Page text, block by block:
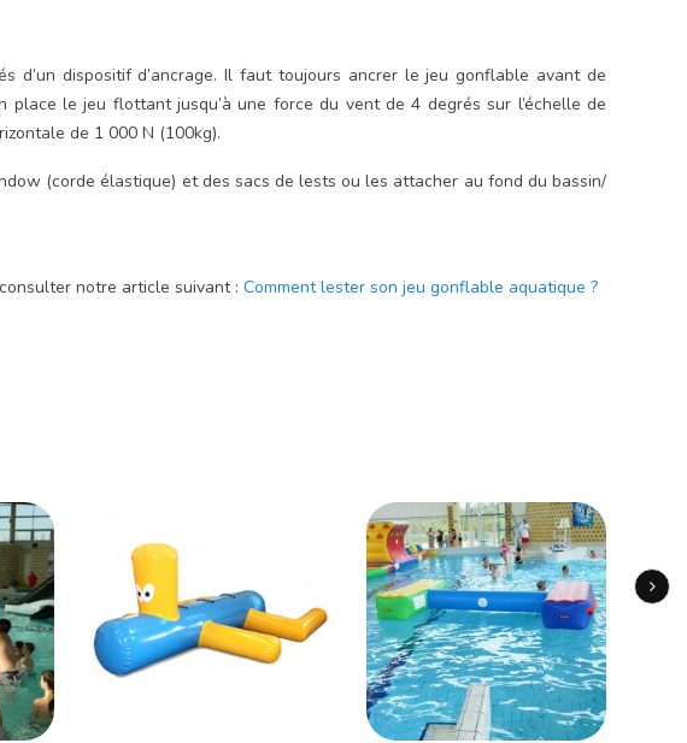
d’un dispositif d’ancrage. Il faut toujours ancrer le jeu gonflable avant de
le jeu flottant jusqu’à une force du vent de 4 degrés sur l’échelle de
de 1 000 N (100kg).
(corde élastique) et des sacs de lests ou les attacher au fond du bassin/
notre article suivant : Comment lester son jeu gonflable aquatique ?